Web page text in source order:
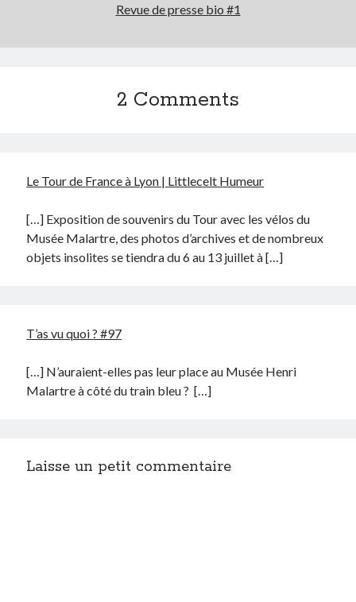
Revue de presse bio #1
2 Comments
Le Tour de France à Lyon | Littlecelt Humeur
[…] Exposition de souvenirs du Tour avec les vélos du
Musée Malartre, des photos d’archives et de nombreux
objets insolites se tiendra du 6 au 13 juillet à […]
T’as vu quoi ? #97
[…] N’auraient-elles pas leur place au Musée Henri
Malartre à côté du train bleu ? […]
Laisse un petit commentaire